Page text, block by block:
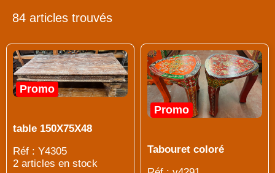
84 articles trouvés
Promo
table 150X75X48
Réf : Y4305
2 articles en stock
Promo
Tabouret coloré